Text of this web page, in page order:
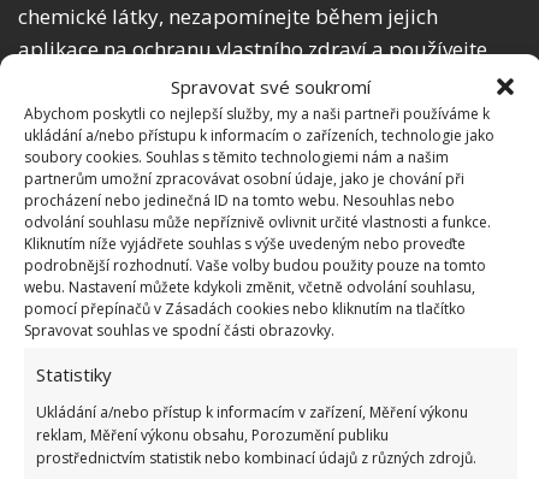
Spravovat své soukromí
Abychom poskytli co nejlepší služby, my a naši partneři používáme k
ukládání a/nebo přístupu k informacím o zařízeních, technologie jako
soubory cookies. Souhlas s těmito technologiemi nám a našim
partnerům umožní zpracovávat osobní údaje, jako je chování při
procházení nebo jedinečná ID na tomto webu. Nesouhlas nebo
odvolání souhlasu může nepříznivě ovlivnit určité vlastnosti a funkce.
Kliknutím níže vyjádřete souhlas s výše uvedeným nebo proveďte
podrobnější rozhodnutí. Vaše volby budou použity pouze na tomto
webu. Nastavení můžete kdykoli změnit, včetně odvolání souhlasu,
pomocí přepínačů v Zásadách cookies nebo kliknutím na tlačítko
Spravovat souhlas ve spodní části obrazovky.
Statistiky
Ukládání a/nebo přístup k informacím v zařízení, Měření výkonu
reklam, Měření výkonu obsahu, Porozumění publiku
prostřednictvím statistik nebo kombinací údajů z různých zdrojů.
chemické látky, nezapomínejte během jejich
aplikace na ochranu vlastního zdraví a používejte
rukavice a případně také ochranné brýle.
Důležitým pravidlem při boji proti plísním je
skutečně důkladné odstranění všech napadaných
věcí. Pokud se plíseň usídlila například na oblečení,
určitě ho vyhoďte. Problematické může být také
napadení nábytku.
Za šíření plísní může být zodpovědný také ventilační
spory, což vede k velmi rychlému rozvoji plísní. Pro
čištění bývá nejlepší objednat si specializovanou
firmu. Dodržujte také doporučené intervaly pro